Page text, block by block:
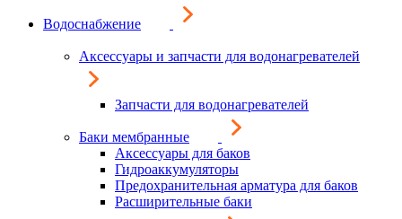
Водоснабжение
Аксессуары и запчасти для водонагревателей
Запчасти для водонагревателей
Баки мембранные
Аксессуары для баков
Гидроаккумуляторы
Предохранительная арматура для баков
Расширительные баки